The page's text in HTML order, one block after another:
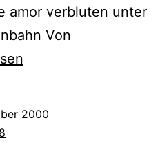
amor verbluten unter
Von
2000